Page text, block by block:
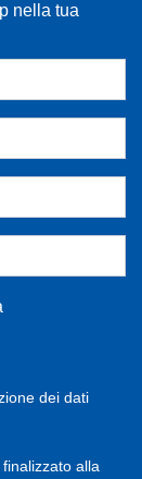
nella tua
dei dati
alla